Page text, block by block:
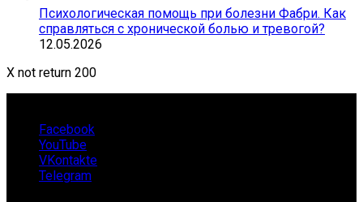
Психологическая помощь при болезни Фабри. Как
справляться с хронической болью и тревогой?
12.05.2026
X not return 200
Facebook
YouTube
VKontakte
Telegram